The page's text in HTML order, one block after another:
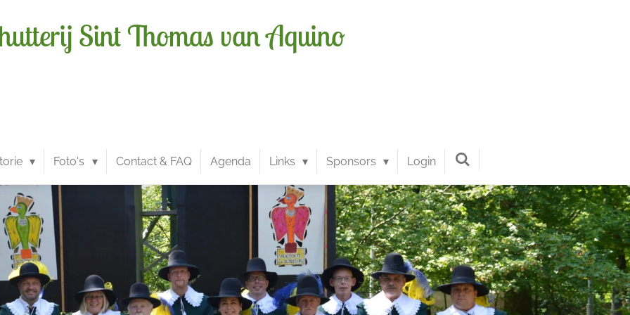
Sint Thomas van Aquino
Foto's Contact & FAQ Agenda Links Sponsors Login